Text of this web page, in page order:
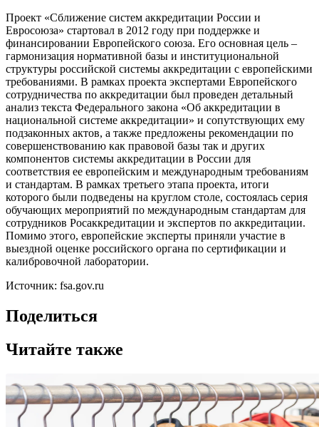
Проект «Сближение систем аккредитации России и
Евросоюза» стартовал в 2012 году при поддержке и
финансировании Европейского союза. Его основная цель –
гармонизация нормативной базы и институциональной
структуры российской системы аккредитации с европейскими
требованиями. В рамках проекта экспертами Европейского
сотрудничества по аккредитации был проведен детальный
анализ текста Федерального закона «Об аккредитации в
национальной системе аккредитации» и сопутствующих ему
подзаконных актов, а также предложены рекомендации по
совершенствованию как правовой базы так и других
компонентов системы аккредитации в России для
соответствия ее европейским и международным требованиям
и стандартам. В рамках третьего этапа проекта, итоги
которого были подведены на круглом столе, состоялась серия
обучающих мероприятий по международным стандартам для
сотрудников Росаккредитации и экспертов по аккредитации.
Помимо этого, европейские эксперты приняли участие в
выездной оценке российского органа по сертификации и
калибровочной лаборатории.
Источник: fsa.gov.ru
Поделиться
Читайте также